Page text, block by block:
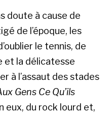
doute à cause de
de l’époque, les
le tennis, de
la délicatesse
à l’assaut des stades
Gens Ce Qu’ils
eux, du rock lourd et,